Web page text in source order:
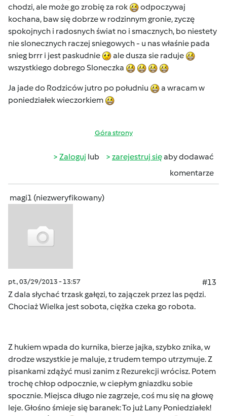
chodzi, ale może go zrobię za rok
odpoczywaj
kochana, baw się dobrze w rodzinnym gronie, zyczę
spokojnych i radosnych świat no i smacznych, bo niestety
nie slonecznych raczej sniegowych - u nas właśnie pada
snieg brrr i jest paskudnie
ale dusza sie raduje
wszystkiego dobrego Sloneczka
Ja jade do Rodziców jutro po południu
a wracam w
poniedziałek wieczorkiem
Góra strony
Zaloguj lub zarejestruj sięaby dodawać
komentarze
magi1 (niezweryfikowany)
pt., 03/29/2013 - 13:57
#13
Z dala słychać trzask gałęzi, to zajączek przez las pędzi.
Chociaż Wielka jest sobota, ciężka czeka go robota.
Z hukiem wpada do kurnika, bierze jajka, szybko znika, w
drodze wszystkie je maluje, z trudem tempo utrzymuje. Z
pisankami zdążyć musi zanim z Rezurekcji wrócisz. Potem
trochę chłop odpocznie, w ciepłym gniazdku sobie
spocznie. Miejsca długo nie zagrzeje, coś mu się na głowę
leje. Głośno śmieje się baranek: To już Lany Poniedziałek!